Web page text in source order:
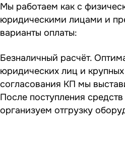
Мы работаем как с
юридическими лицами и
варианты оплаты:
Безналичный расчёт.
юридических лиц и
согласования КП мы
После поступления
организуем отгрузку